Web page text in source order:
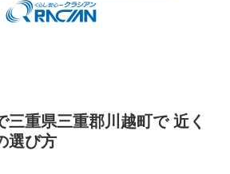
三重県三重郡川越町で 近く
選び方